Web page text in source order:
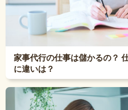
家事代行の仕事は儲かるの？
に違いは？